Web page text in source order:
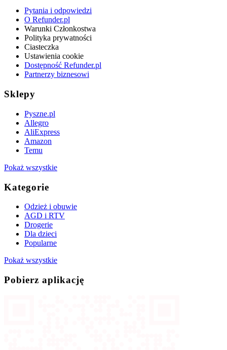
Pytania i odpowiedzi
O Refunder.pl
Warunki Członkostwa
Polityka prywatności
Ciasteczka
Ustawienia cookie
Dostępność Refunder.pl
Partnerzy biznesowi
Sklepy
Pyszne.pl
Allegro
AliExpress
Amazon
Temu
Pokaż wszystkie
Kategorie
Odzież i obuwie
AGD i RTV
Drogerie
Dla dzieci
Popularne
Pokaż wszystkie
Pobierz aplikację